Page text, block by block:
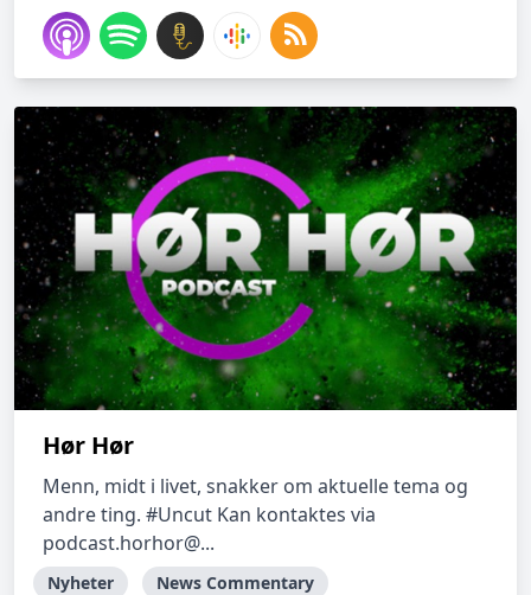
Hør Hør
Menn, midt i livet, snakker om aktuelle tema og
andre ting. #Uncut Kan kontaktes via
podcast.horhor@...
Nyheter News Commentary